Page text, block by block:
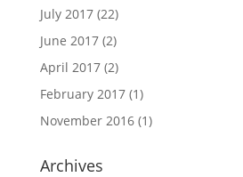
July 2017(22)
June 2017(2)
April 2017(2)
February 2017(1)
November 2016(1)
Archives